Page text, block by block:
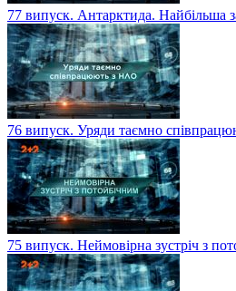
77 випуск. Антарктида. Найбільша
76 випуск. Уряди таємно
75 випуск. Неймовірна зустріч з